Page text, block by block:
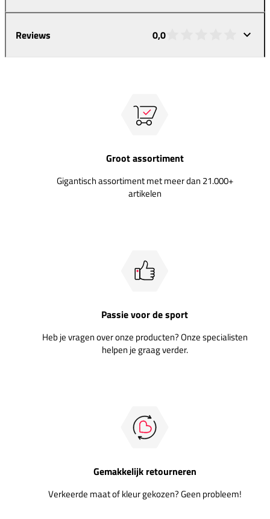
Reviews 0,0
Groot assortiment
Gigantisch assortiment met meer dan 21.000+
artikelen
Passie voor de sport
Heb je vragen over onze producten? Onze specialisten
helpen je graag verder.
Gemakkelijk retourneren
Verkeerde maat of kleur gekozen? Geen probleem!